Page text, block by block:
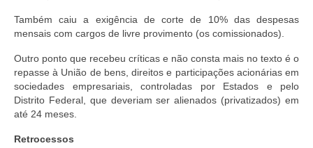
Também caiu a exigência de corte de 10% das despesas
mensais com cargos de livre provimento (os comissionados).
Outro ponto que recebeu críticas e não consta mais no texto é o
repasse à União de bens, direitos e participações acionárias em
sociedades empresariais, controladas por Estados e pelo
Distrito Federal, que deveriam ser alienados (privatizados) em
até 24 meses.
Retrocessos